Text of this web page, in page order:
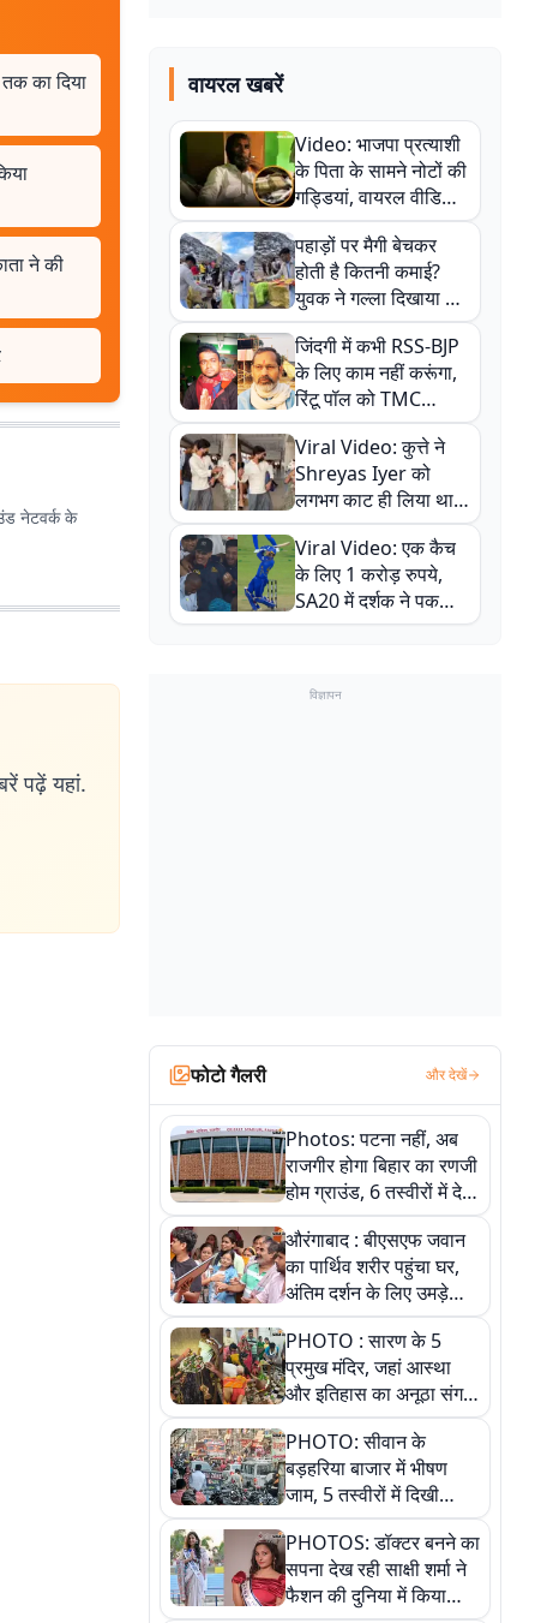
का दिया
ने की
नेटवर्क के
पढ़ें यहां.
वायरल खबरें
Video: भाजपा प्रत्याशी
के पिता के सामने नोटों की
गड्डियां, वायरल वीडियो
से राजनीति में उबाल,
अजित महतो बोले- TMC
की गंदी चाल
पहाड़ों पर मैगी बेचकर
होती है कितनी कमाई?
युवक ने गल्ला दिखाया तो
नौकरी वालों के खड़े हो गए
कान
जिंदगी में कभी RSS-BJP
के लिए काम नहीं करूंगा,
रिंटू पॉल को TMC
ऑफिस में ले जाकर पीटा,
Video वायरल
Viral Video: कुत्ते ने
Shreyas Iyer को
लगभग काट ही लिया था,
न्यूजीलैंड सीरीज से पहले
बाल-बाल बचे
Viral Video: एक कैच
के लिए 1 करोड़ रुपये,
SA20 में दर्शक ने पकड़ा
एक हाथ से गजब का कैच
विज्ञापन
फोटो गैलरी और देखें
Photos: पटना नहीं, अब
राजगीर होगा बिहार का रणजी
होम ग्राउंड, 6 तस्वीरों में देखें
नए स्टेडियम की पूरी कहानी
औरंगाबाद : बीएसएफ जवान
का पार्थिव शरीर पहुंचा घर,
अंतिम दर्शन के लिए उमड़े
लोग
PHOTO : सारण के 5
प्रमुख मंदिर, जहां आस्था
और इतिहास का अनूठा संगम,
तस्वीरों में जानिए
PHOTO: सीवान के
बड़हरिया बाजार में भीषण
जाम, 5 तस्वीरों में दिखी
अव्यवस्था
PHOTOS: डॉक्टर बनने का
सपना देख रही साक्षी शर्मा ने
फैशन की दुनिया में किया